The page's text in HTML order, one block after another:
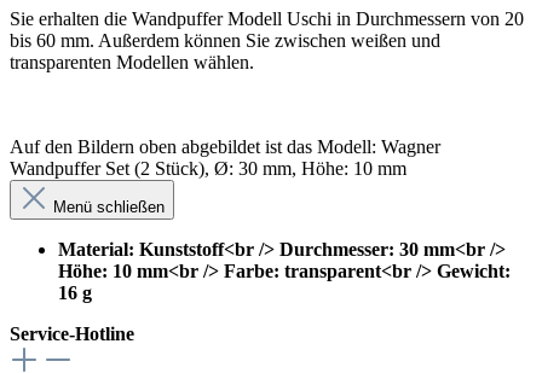
Sie erhalten die Wandpuffer Modell Uschi in Durchmessern von 20
bis 60 mm. Außerdem können Sie zwischen weißen und
transparenten Modellen wählen.
Auf den Bildern oben abgebildet ist das Modell: Wagner
Wandpuffer Set (2 Stück), Ø: 30 mm, Höhe: 10 mm
Menü schließen
Material: Kunststoff<br /> Durchmesser: 30 mm<br />
Höhe: 10 mm<br /> Farbe: transparent<br /> Gewicht:
16 g
Service-Hotline